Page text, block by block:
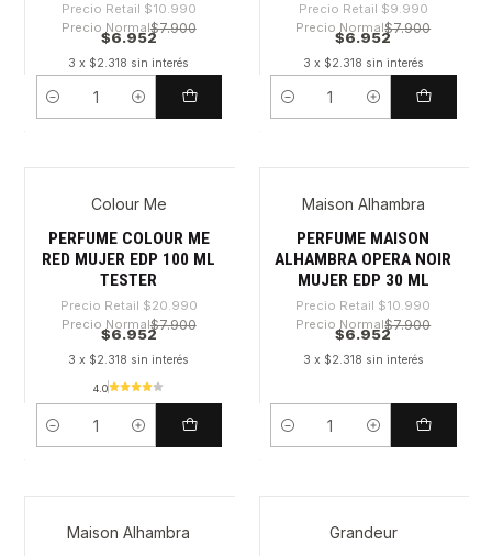
Precio Retail $10.990
Precio Normal$7.900
$6.952
3 x $2.318 sin interés
Cantidad
Precio Retail $9.990
Precio Normal$7.900
$6.952
3 x $2.318 sin interés
Cantidad
Colour Me
PERFUME COLOUR ME
RED MUJER EDP 100 ML
TESTER
Precio Retail $20.990
Precio Normal$7.900
$6.952
3 x $2.318 sin interés
4.0
Cantidad
-36%
Maison Alhambra
PERFUME MAISON
ALHAMBRA OPERA NOIR
MUJER EDP 30 ML
Precio Retail $10.990
Precio Normal$7.900
$6.952
3 x $2.318 sin interés
Cantidad
-30%
Maison Alhambra Grandeur